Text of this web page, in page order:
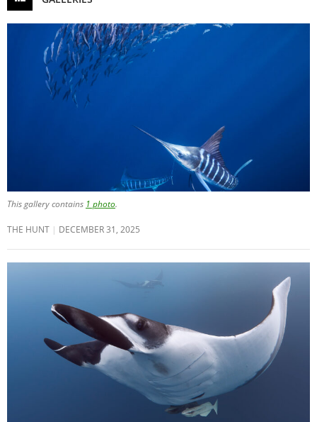
This gallery contains 1 photo.
THE HUNT DECEMBER 31, 2025